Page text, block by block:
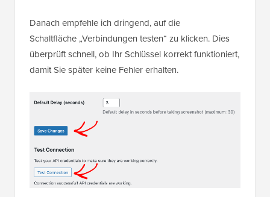
Danach empfehle ich dringend, auf die
Schaltfläche „Verbindungen testen“ zu klicken. Dies
überprüft schnell, ob Ihr Schlüssel korrekt funktioniert,
damit Sie später keine Fehler erhalten.